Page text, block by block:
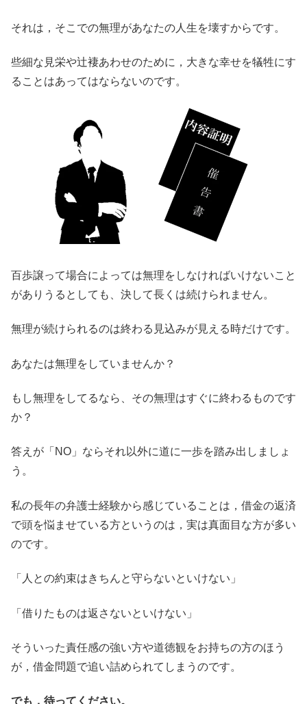
それは，そこでの無理があなたの人生を壊すからです。
些細な見栄や辻褄あわせのために，大きな幸せを犠牲にす
ることはあってはならないのです。
百歩譲って場合によっては無理をしなければいけないこと
がありうるとしても、決して長くは続けられません。
無理が続けられるのは終わる見込みが見える時だけです。
あなたは無理をしていませんか？
もし無理をしてるなら、その無理はすぐに終わるものです
か？
答えが「NO」ならそれ以外に道に一歩を踏み出しましょ
う。
私の長年の弁護士経験から感じていることは，借金の返済
で頭を悩ませている方というのは，実は真面目な方が多い
のです。
「人との約束はきちんと守らないといけない」
「借りたものは返さないといけない」
そういった責任感の強い方や道徳観をお持ちの方のほう
が，借金問題で追い詰められてしまうのです。
でも，待ってください。